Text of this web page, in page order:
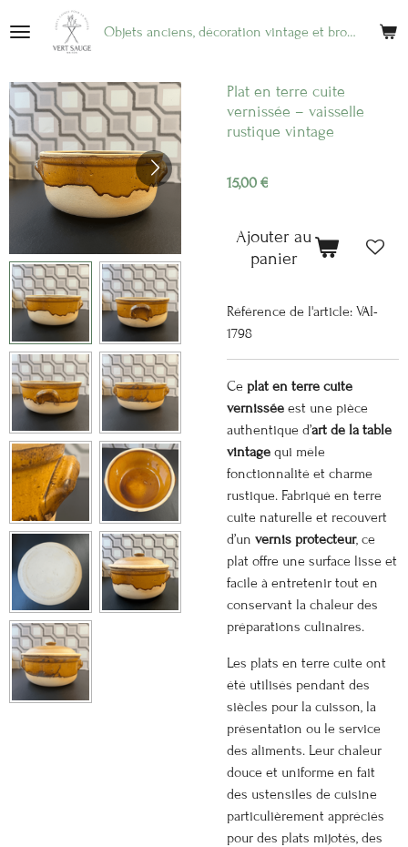
Passer
au
principal
Objets anciens, décoration vintage et brocante en ligne
Plat en terre cuite
vernissée – vaisselle
rustique vintage
15,00 €
Ajouter au
panier
Référence de l'article: VAI-
1798
Ce plat en terre cuite
vernissée est une pièce
authentique d’art de la table
vintage qui mêle
fonctionnalité et charme
rustique. Fabriqué en terre
cuite naturelle et recouvert
d’un vernis protecteur, ce
plat offre une surface lisse et
facile à entretenir tout en
conservant la chaleur des
préparations culinaires.
Les plats en terre cuite ont
été utilisés pendant des
siècles pour la cuisson, la
présentation ou le service
des aliments. Leur chaleur
douce et uniforme en fait
des ustensiles de cuisine
particulièrement appréciés
pour des plats mijotés, des